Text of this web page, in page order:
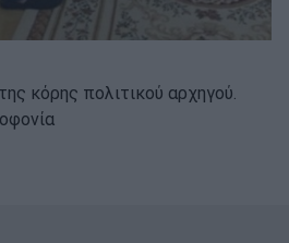
κόρης πολιτικού αρχηγού.